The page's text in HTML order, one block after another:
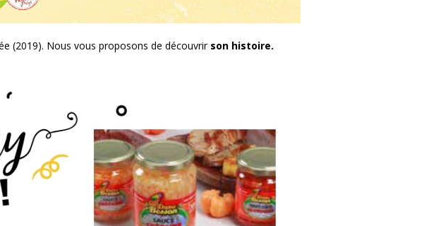
(2019). Nous vous proposons de découvrir son histoire.